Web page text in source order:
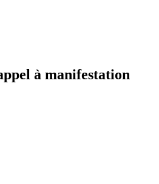
à manifestation